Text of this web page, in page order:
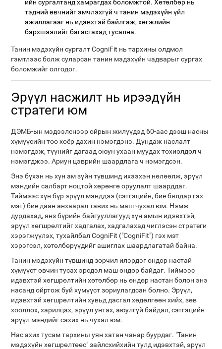
ийн сургалтанд хамрагдах боломжтой. Хөтөлбөр нь
тэдний өвчнийг эмчлэхгүй ч танин мэдэхүйн үйл
ажиллагааг нь идэвхтэй байлгаж, хөгжлийн
бэрхшээлийг багасгахад тусална.
Танин мэдэхүйн сургалт CogniFit нь тархины олдмол
гэмтлээс болж суларсан танин мэдэхүйн чадварыг сургах
боломжийг олгодог.
Эрүүл насжилт нь ирээдүйн
стратеги юм
ДЭМБ-ын мэдээлснээр ойрын жилүүдэд 60-аас дээш насны
хүмүүсийн тоо хоёр дахин нэмэгдэнэ. Дундаж наслалт
нэмэгдэж, түүнийг дагаад оюун ухаан муудах тохиолдол ч
нэмэгджээ. Ариун цэврийн шаардлага ч нэмэгдсэн.
Энэ бүхэн нь хүн ам зүйн түвшинд ихээхэн нөлөөлж, эрүүл
мэндийн салбарт ноцтой хөрөнгө оруулалт шаарддаг.
Тиймээс хүн бүр эрүүл мэнддээ (сэтгэцийн, бие бялдар гэх
мэт) бие даан анхаарал тавих нь маш чухал юм. Нэмж
дурдахад, янз бүрийн байгууллагууд хүн амын идэвхтэй,
эрүүл хөгшрөлтийг хадгалах, хадгалахад чиглэсэн стратеги
хэрэгжүүлэх, тухайлбал CogniFit ("CogniFit") гэх мэт
хэрэгсэл, хөтөлбөрүүдийг ашиглах шаардлагатай байна.
Танин мэдэхүйн түвшинд зөрчил илэрдэг өндөр настай
хүмүүст өвчин тусах эрсдэл маш өндөр байдаг. Тиймээс
идэвхтэй хөгшрөлтийн хөтөлбөр нь өндөр настан болон энэ
насанд ойртож буй хүмүүст зориулагдсан болно. Эрүүл,
идэвхтэй хөгшрөлтийн хувьд дасгал хөдөлгөөн хийх, зөв ​​
хооллох, харилцах, эрүүл унтах, аюулгүй байдал, сэтгэцийн
эрүүл мэндийг сахих нь чухал юм.
Нас ахих тусам тархины уян хатан чанар буурдаг. "Танин
мэдэхүйн хөгшрөлтөөс" зайлсхийхийн тулд идэвхтэй, эрүүл